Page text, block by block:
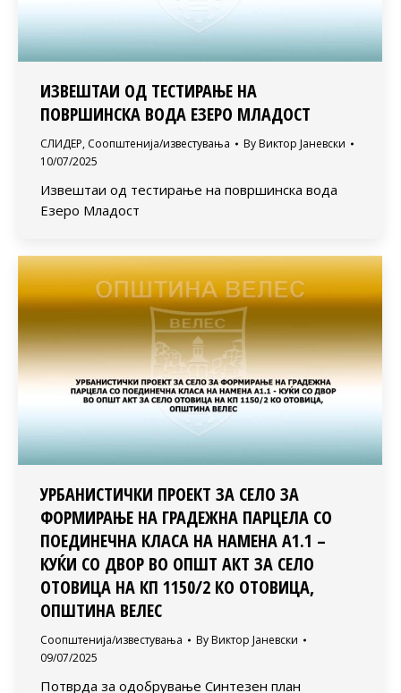
ИЗВЕШТАИ ОД ТЕСТИРАЊЕ НА
ПОВРШИНСКА ВОДА ЕЗЕРО МЛАДОСТ
СЛИДЕР, Соопштенија/известувања By Виктор Јаневски
10/07/2025
Извештаи од тестирање на површинска вода
Езеро Младост
УРБАНИСТИЧКИ ПРОЕКТ ЗА СЕЛО ЗА
ФОРМИРАЊЕ НА ГРАДЕЖНА ПАРЦЕЛА СО
ПОЕДИНЕЧНА КЛАСА НА НАМЕНА А1.1 –
КУЌИ СО ДВОР ВО ОПШТ АКТ ЗА СЕЛО
ОТОВИЦА НА КП 1150/2 КО ОТОВИЦА,
ОПШТИНА ВЕЛЕС
Соопштенија/известувања By Виктор Јаневски
09/07/2025
Потврда за одобрување Синтезен план